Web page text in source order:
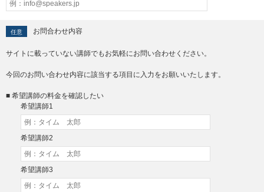
任意 お問合わせ内容
サイトに載っていない講師でもお気軽にお問い合わせください。
今回のお問い合わせ内容に該当する項目に入力をお願いいたします。
■ 希望講師の料金を確認したい
希望講師1
希望講師2
希望講師3